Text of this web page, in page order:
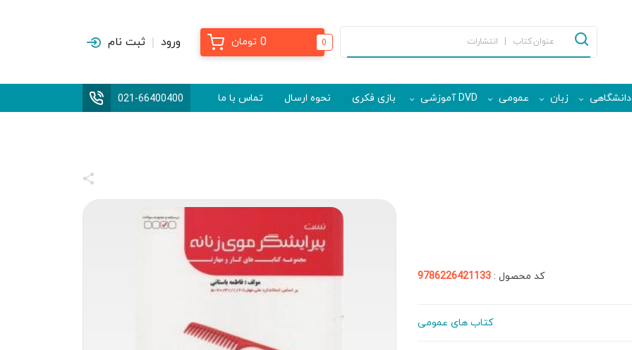
0
0 تومان ورود ثبت نام
دانشگاهی زبان عمومی DVD آموزشی بازی فکری نحوه ارسال تماس با ما 021-66400400
کد محصول : 9786226421133
کتاب های عمومی